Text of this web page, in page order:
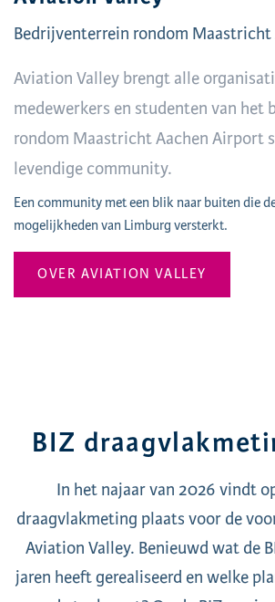
Bedrijventerrein rondom
Aviation Valley brengt alle
medewerkers en studenten van het
rondom Maastricht Aachen Airport
levendige community.
Een community met een blik naar buiten die
mogelijkheden van Limburg versterkt.
OVER AVIATION VALLEY
BIZ
In het najaar van 2026 vindt
draagvlakmeting plaats voor de
Aviation Valley. Benieuwd wat de
jaren heeft gerealiseerd en welke